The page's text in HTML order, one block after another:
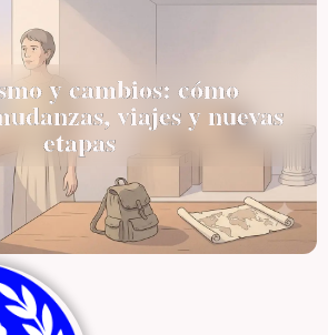
y cambios: cómo
viajes y nuevas
etapas